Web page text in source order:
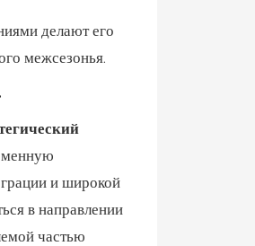
делают его
межсезонья.
и широкой
в направлении
частью